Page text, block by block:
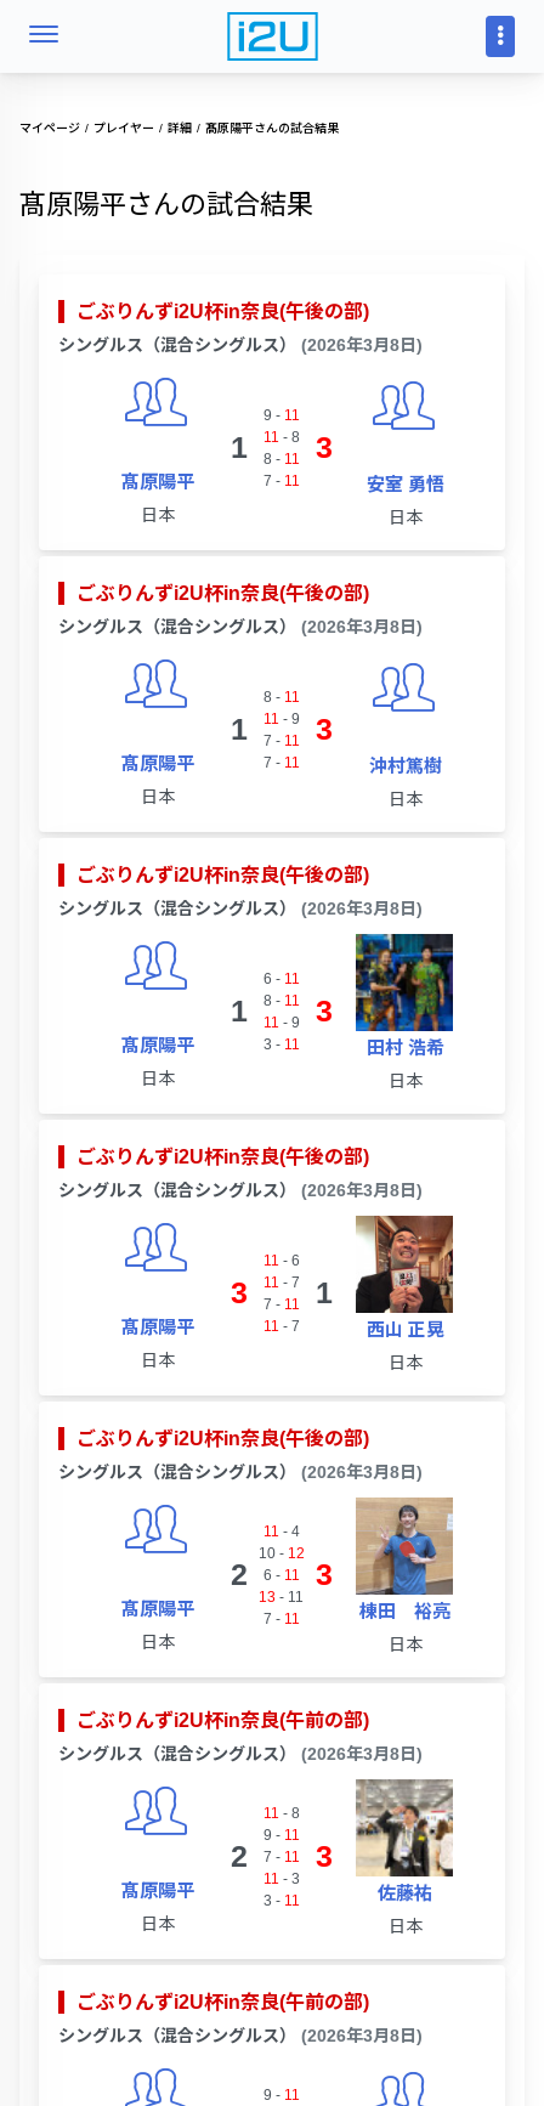
マイページ プレイヤー 詳細 髙原陽平さんの試合結果
髙原陽平さんの試合結果
ごぶりんずi2U杯in奈良(午後の部)
シングルス（混合シングルス） (2026年3月8日)
髙原陽平
日本
1
9 - 11
11 - 8
8 - 11
7 - 11
3
安室 勇悟
日本
ごぶりんずi2U杯in奈良(午後の部)
シングルス（混合シングルス） (2026年3月8日)
髙原陽平
日本
1
8 - 11
11 - 9
7 - 11
7 - 11
3
沖村篤樹
日本
ごぶりんずi2U杯in奈良(午後の部)
シングルス（混合シングルス） (2026年3月8日)
髙原陽平
日本
1
6 - 11
8 - 11
11 - 9
3 - 11
3
田村 浩希
日本
ごぶりんずi2U杯in奈良(午後の部)
シングルス（混合シングルス） (2026年3月8日)
髙原陽平
日本
3
11 - 6
11 - 7
7 - 11
11 - 7
1
西山 正晃
日本
ごぶりんずi2U杯in奈良(午後の部)
シングルス（混合シングルス） (2026年3月8日)
髙原陽平
日本
2
11 - 4
10- 12
6 - 11
13 - 11
7 - 11
3
棟田 裕亮
日本
ごぶりんずi2U杯in奈良(午前の部)
シングルス（混合シングルス） (2026年3月8日)
髙原陽平
日本
2
11 - 8
9 - 11
7 - 11
11 - 3
3 - 11
3
佐藤祐
日本
ごぶりんずi2U杯in奈良(午前の部)
シングルス（混合シングルス） (2026年3月8日)
9 - 11